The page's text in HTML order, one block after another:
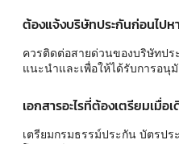
ต้องแจ้งบริษัทประกันก่อนไปห
ควรติดต่อสายด่วนของบริษัทปร
แนะนำและเพื่อให้ได้รับการอนุ
เอกสารอะไรที่ต้องเตรียมเมื่อ
เตรียมกรมธรรม์ประกัน บัตรป